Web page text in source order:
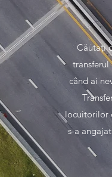
Căutați
când ai
locuitorilor
s-a